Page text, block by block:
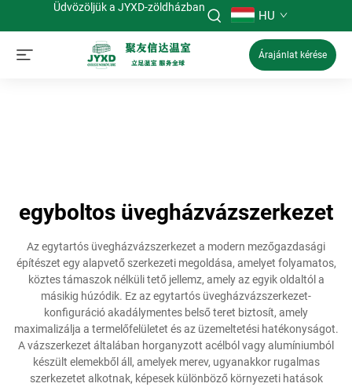
Üdvözöljük a JYXD-zöldházban
HU
Árajánlat kérése
egyboltos üvegházvázszerkezet
Az egytartós üvegházvázszerkezet a modern mezőgazdasági
építészet egy alapvető szerkezeti megoldása, amelyet folyamatos,
köztes támaszok nélküli tető jellemz, amely az egyik oldaltól a
másikig húzódik. Ez az egytartós üvegházvázszerkezet-
konfiguráció akadálymentes belső teret biztosít, amely
maximalizálja a termelőfelületet és az üzemeltetési hatékonyságot.
A vázszerkezet általában horganyzott acélból vagy alumíniumból
készült elemekből áll, amelyek merev, ugyanakkor rugalmas
szerkezetet alkotnak, képesek különböző környezeti hatások